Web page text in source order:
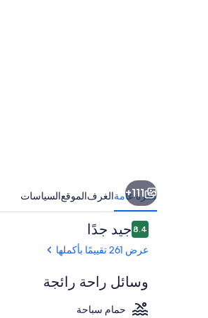
111+
نظرة عامةالغرفالموقعالسياسات
التقييمات
8.48.4 من 10جيد جدًا
عرض 261 تقييمًا بأكملها
وسائل راحة رائجة
حمام سباحة